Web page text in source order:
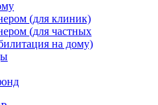
(для клиник)
(для частных
на дому)